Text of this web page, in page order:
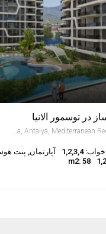
در توسمور آلانیا
1,2,3,4
m2: 58
آپارتمان, پنت